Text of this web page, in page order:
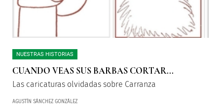
NUESTRAS HISTORIAS
CUANDO VEAS SUS BARBAS CORTAR...
Las caricaturas olvidadas sobre Carranza
AGUSTÍN SÁNCHEZ GONZÁLEZ